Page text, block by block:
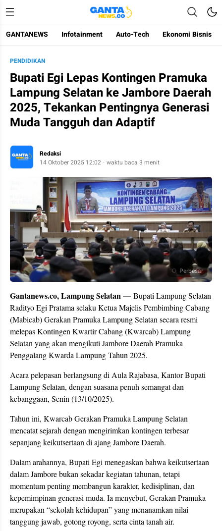
Gantanews
Informasi Membangun Bangsa
GANTANEWS Infotainment Auto-Tech Ekonomi Bisnis
PENDIDIKAN
Bupati Egi Lepas Kontingen Pramuka
Lampung Selatan ke Jambore Daerah
2025, Tekankan Pentingnya Generasi
Muda Tangguh dan Adaptif
Redaksi
14 Oktober 2025 12:02
waktu baca 3 menit
Perbesar
Gantanews.co, Lampung Selatan — Bupati Lampung Selatan
Radityo Egi Pratama selaku Ketua Majelis Pembimbing Cabang
(Mabicab) Gerakan Pramuka Lampung Selatan secara resmi
melepas Kontingen Kwartir Cabang (Kwarcab) Lampung
Selatan yang akan mengikuti Jambore Daerah Pramuka
Penggalang Kwarda Lampung Tahun 2025.
Acara pelepasan berlangsung di Aula Rajabasa, Kantor Bupati
Lampung Selatan, dengan suasana penuh semangat dan
kebanggaan, Senin (13/10/2025).
Tahun ini, Kwarcab Gerakan Pramuka Lampung Selatan
mencatat sejarah dengan mengirimkan kontingen terbesar
sepanjang keikutsertaan di ajang Jambore Daerah.
Dalam arahannya, Bupati Egi menegaskan bahwa keikutsertaan
dalam Jambore bukan sekadar kegiatan tahunan, tetapi
momentum penting membangun karakter, kedisiplinan, dan
kepemimpinan generasi muda. Ia menyebut, Gerakan Pramuka
merupakan “sekolah kehidupan” yang menanamkan nilai
tanggung jawab, gotong royong, serta cinta tanah air.